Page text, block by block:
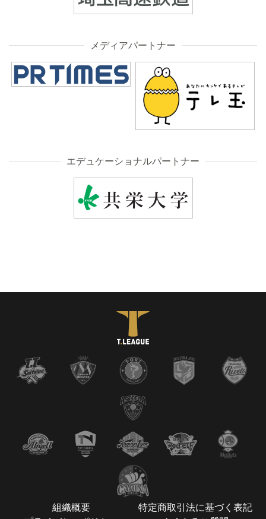
メディアパートナー
エデュケーショナルパートナー
組織概要
特定商取引法に基づく表記